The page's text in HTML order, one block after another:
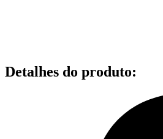
Detalhes do produto: